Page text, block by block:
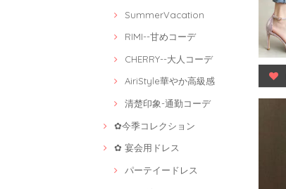
SummerVacation
RIMI--甘めコーデ
CHERRY--大人コーデ
AiriStyle華やか高級感
清楚印象-通勤コーデ
✿今季コレクション
✿ 宴会用ドレス
パーテイードレス